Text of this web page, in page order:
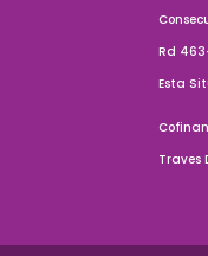
Rd
Esta
Traves